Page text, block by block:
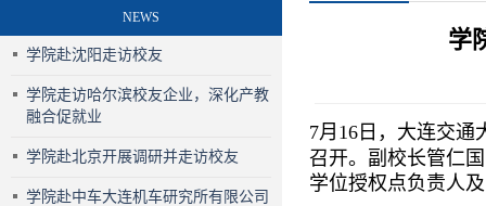
NEWS
学院赴沈阳走访校友
学院走访哈尔滨校友企业，深化产教
融合促就业
学院赴北京开展调研并走访校友
学院赴中车大连机车研究所有限公司
学
7月 16 日，大连交通
召开。副校长管仁
学位授权点负责人